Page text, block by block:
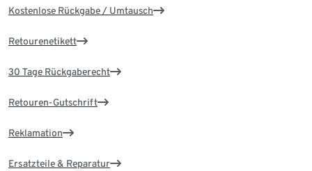
Kostenlose Rückgabe / Umtausch
Retourenetikett
30 Tage Rückgaberecht
Retouren-Gutschrift
Reklamation
Ersatzteile & Reparatur